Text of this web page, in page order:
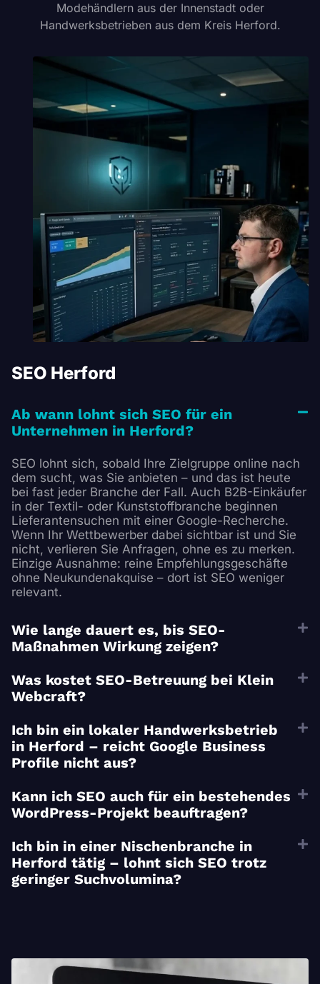
Modehändlern aus der Innenstadt oder
Handwerksbetrieben aus dem Kreis Herford.
SEO Herford
Ab wann lohnt sich SEO für ein
Unternehmen in Herford?
SEO lohnt sich, sobald Ihre Zielgruppe online nach
dem sucht, was Sie anbieten – und das ist heute
bei fast jeder Branche der Fall. Auch B2B-Einkäufer
in der Textil- oder Kunststoffbranche beginnen
Lieferantensuchen mit einer Google-Recherche.
Wenn Ihr Wettbewerber dabei sichtbar ist und Sie
nicht, verlieren Sie Anfragen, ohne es zu merken.
Einzige Ausnahme: reine Empfehlungsgeschäfte
ohne Neukundenakquise – dort ist SEO weniger
relevant.
Wie lange dauert es, bis SEO-
Maßnahmen Wirkung zeigen?
Was kostet SEO-Betreuung bei Klein
Webcraft?
Ich bin ein lokaler Handwerksbetrieb
in Herford – reicht Google Business
Profile nicht aus?
Kann ich SEO auch für ein bestehendes
WordPress-Projekt beauftragen?
Ich bin in einer Nischenbranche in
Herford tätig – lohnt sich SEO trotz
geringer Suchvolumina?